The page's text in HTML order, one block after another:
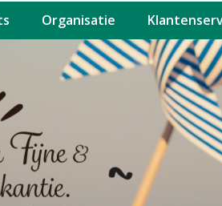
Organisatie